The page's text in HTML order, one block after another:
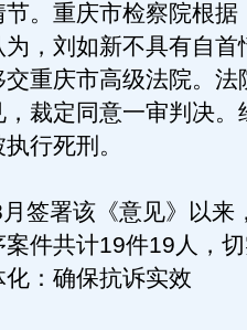
。重庆市检察院根据
，刘如新不具有自首
重庆市高级法院。法
裁定同意一审判决。
行死刑。
署该《意见》以来
件共计19件19人，
：确保抗诉实效